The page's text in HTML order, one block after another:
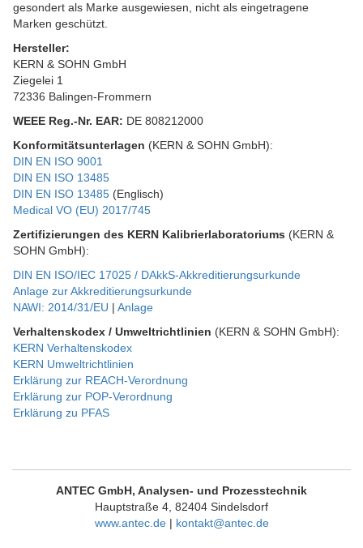
gesondert als Marke ausgewiesen, nicht als eingetragene
Marken geschützt.
Hersteller:
KERN & SOHN GmbH
Ziegelei 1
72336 Balingen-Frommern
WEEE Reg.-Nr. EAR: DE 808212000
Konformitätsunterlagen (KERN & SOHN GmbH):
DIN EN ISO 9001
DIN EN ISO 13485
DIN EN ISO 13485 (Englisch)
Medical VO (EU) 2017/745
Zertifizierungen des KERN Kalibrierlaboratoriums (KERN &
SOHN GmbH):
DIN EN ISO/IEC 17025 / DAkkS-Akkreditierungsurkunde
Anlage zur Akkreditierungsurkunde
NAWI: 2014/31/EU | Anlage
Verhaltenskodex / Umweltrichtlinien (KERN & SOHN GmbH):
KERN Verhaltenskodex
KERN Umweltrichtlinien
Erklärung zur REACH-Verordnung
Erklärung zur POP-Verordnung
Erklärung zu PFAS
ANTEC GmbH, Analysen- und Prozesstechnik
Hauptstraße 4, 82404 Sindelsdorf
www.antec.de| kontakt@antec.de